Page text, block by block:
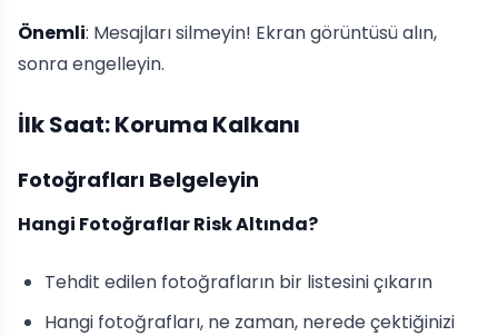
Önemli: Mesajları silmeyin! Ekran görüntüsü alın,
sonra engelleyin.
İlk Saat: Koruma Kalkanı
Fotoğrafları Belgeleyin
Hangi Fotoğraflar Risk Altında?
Tehdit edilen fotoğrafların bir listesini çıkarın
Hangi fotoğrafları, ne zaman, nerede çektiğinizi